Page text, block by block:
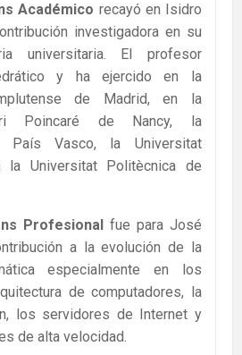
Académico recayó en Isidro
investigadora en su
universitaria. El profesor
y ha ejercido en la
de Madrid, en la
Poincaré de Nancy, la
País Vasco, la Universitat
la Universitat Politècnica de
Profesional fue para José
a la evolución de la
especialmente en los
de computadores, la
los servidores de Internet y
de alta velocidad.